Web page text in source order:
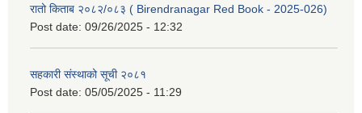
रातो किताब २०८२/०८३ ( Birendranagar Red Book - 2025-026)
Post date: 09/26/2025 - 12:32
सहकारी संस्थाको सूची २०८१
Post date: 05/05/2025 - 11:29